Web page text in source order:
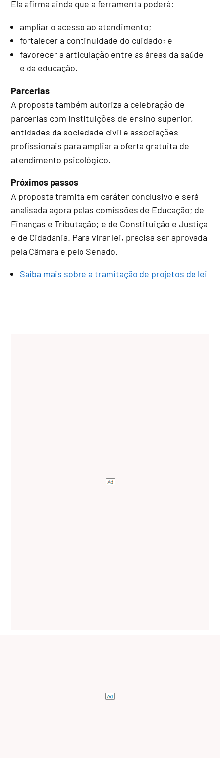
Ela afirma ainda que a ferramenta poderá:
ampliar o acesso ao atendimento;
fortalecer a continuidade do cuidado; e
favorecer a articulação entre as áreas da saúde
e da educação.
Parcerias
A proposta também autoriza a celebração de
parcerias com instituições de ensino superior,
entidades da sociedade civil e associações
profissionais para ampliar a oferta gratuita de
atendimento psicológico.
Próximos passos
A proposta tramita em caráter conclusivo e será
analisada agora pelas comissões de Educação; de
Finanças e Tributação; e de Constituição e Justiça
e de Cidadania. Para virar lei, precisa ser aprovada
pela Câmara e pelo Senado.
Saiba mais sobre a tramitação de projetos de lei